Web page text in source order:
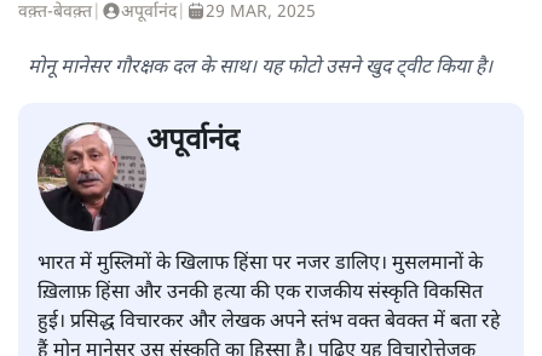
वक़्त-बेवक़्त अपूर्वानंद| 29 MAR, 2025
मोनू मानेसर गौरक्षक दल के साथ। यह फोटो उसने खुद ट्वीट किया है।
अपूर्वानंद
भारत में मुस्लिमों के खिलाफ हिंसा पर नजर डालिए। मुसलमानों के
ख़िलाफ़ हिंसा और उनकी हत्या की एक राजकीय संस्कृति विकसित
हुई। प्रसिद्ध विचारकर और लेखक अपने स्तंभ वक्त बेवक्त में बता रहे